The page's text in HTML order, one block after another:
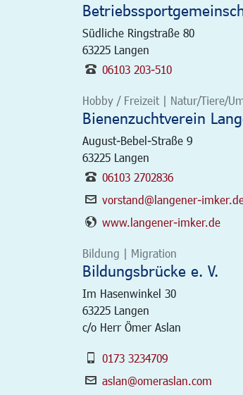
Südliche Ringstraße 80
63225 Langen
06103 203-510
Hobby / Freizeit | Natur/Tiere/
Bienenzuchtverein
August-Bebel-Straße 9
63225 Langen
06103 2702836
vorstand@langener-
www.langener-imker.de
Bildung | Migration
Bildungsbrücke e. V.
Im Hasenwinkel 30
63225 Langen
c/o Herr Ömer Aslan
0173 3234709
aslan@omeraslan.com